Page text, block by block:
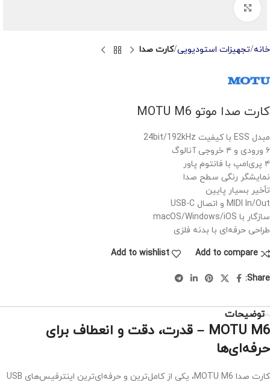
خانه تجهیزات استودیویی کارت صدا
کارت صدا موتو MOTU M6
مبدل ESS با کیفیت 24bit/192kHz
۶ ورودی و ۴ خروجی آنالوگ
۴ پری‌امپ با فانتوم پاور
نمایشگر رنگی سطح صدا
تأخیر بسیار پایین
MIDI In/Out و اتصال USB-C
سازگار با macOS/Windows/iOS
طراحی حرفه‌ای با بدنه فلزی
Add to compare
Add to wishlist
Share:
توضیحات
MOTU M6 – قدرت، دقت و انعطاف برای
حرفه‌ای‌ها
کارت صدا MOTU M6، یکی از کامل‌ترین و حرفه‌ای‌ترین اینترفیس‌های USB